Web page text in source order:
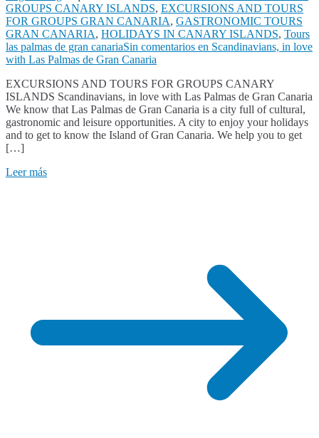
GROUPS CANARY ISLANDS, EXCURSIONS AND TOURS
FOR GROUPS GRAN CANARIA, GASTRONOMIC TOURS
GRAN CANARIA, HOLIDAYS IN CANARY ISLANDS, Tours
las palmas de gran canariaSin comentarios en Scandinavians, in love
with Las Palmas de Gran Canaria
EXCURSIONS AND TOURS FOR GROUPS CANARY
ISLANDS Scandinavians, in love with Las Palmas de Gran Canaria
We know that Las Palmas de Gran Canaria is a city full of cultural,
gastronomic and leisure opportunities. A city to enjoy your holidays
and to get to know the Island of Gran Canaria. We help you to get
[…]
Leer más